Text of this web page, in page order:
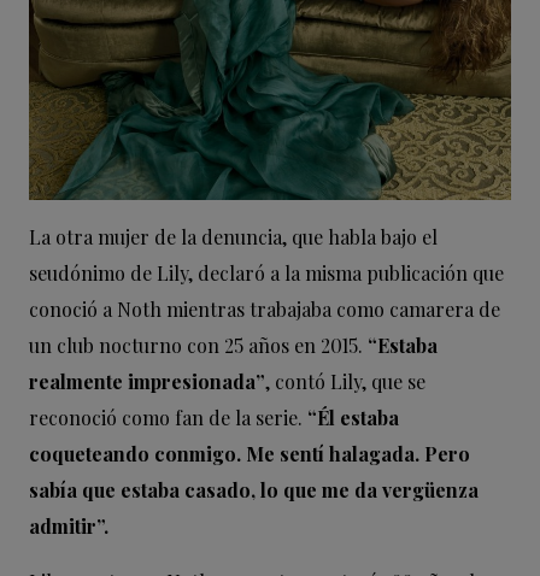
La otra mujer de la denuncia, que habla bajo el
seudónimo de Lily, declaró a la misma publicación que
conoció a Noth mientras trabajaba como camarera de
un club nocturno con 25 años en 2015. “Estaba
realmente impresionada”, contó Lily, que se
reconoció como fan de la serie. “Él estaba
coqueteando conmigo. Me sentí halagada. Pero
sabía que estaba casado, lo que me da vergüenza
admitir”.